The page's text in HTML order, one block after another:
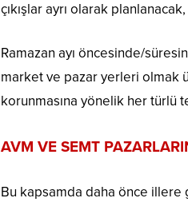
çıkışlar ayrı olarak
Ramazan ayı öncesinde/
market ve pazar yerleri olmak
korunmasına yönelik her türlü
AVM VE SEMT
Bu kapsamda daha önce